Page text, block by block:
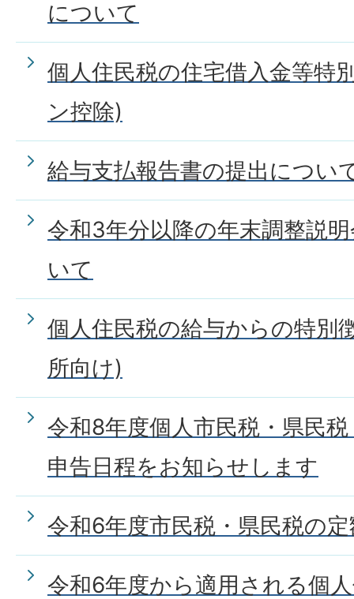
について
個人住民税の住宅借入金等特
ン控除)
給与支払報告書の提出につい
令和3年分以降の年末調整説
いて
個人住民税の給与からの特別
所向け)
令和8年度個人市民税・県民
申告日程をお知らせします
令和6年度市民税・県民税の
令和6年度から適用される個